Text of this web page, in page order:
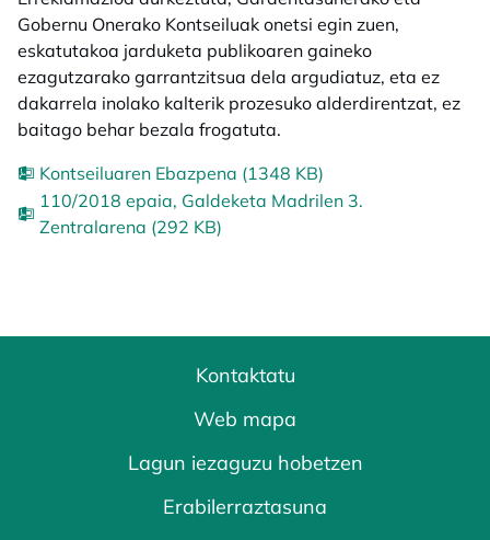
Gobernu Onerako Kontseiluak onetsi egin zuen,
eskatutakoa jarduketa publikoaren gaineko
ezagutzarako garrantzitsua dela argudiatuz, eta ez
dakarrela inolako kalterik prozesuko alderdirentzat, ez
baitago behar bezala frogatuta.
Kontseiluaren Ebazpena (1348 KB)
110/2018 epaia, Galdeketa Madrilen 3.
Zentralarena (292 KB)
Kontaktatu
Web mapa
Lagun iezaguzu hobetzen
Erabilerraztasuna